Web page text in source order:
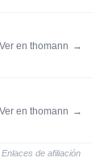
Ver en thomann →
Ver en thomann →
Enlaces de afiliación